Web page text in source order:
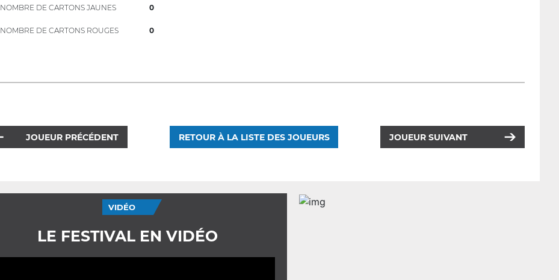
NOMBRE DE CARTONS JAUNES 0
NOMBRE DE CARTONS ROUGES 0
JOUEUR PRÉCÉDENT RETOUR À LA LISTE DES JOUEURS JOUEUR SUIVANT
VIDÉO
LE FESTIVAL EN VIDÉO